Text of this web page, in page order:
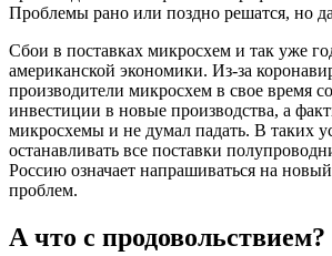
Проблемы рано или поздно решатся, но
Сбои в поставках микросхем и так уже
американской экономики. Из-за
производители микросхем в свое время
инвестиции в новые производства, а
микросхемы и не думал падать. В таких
останавливать все поставки
Россию означает напрашиваться на
проблем.
А что с продовольствием?